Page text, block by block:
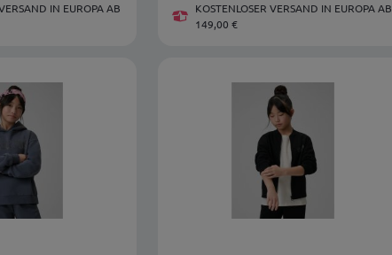
IN EUROPA AB
KOSTENLOSER VERSAND IN EUROPA AB
149,00 €